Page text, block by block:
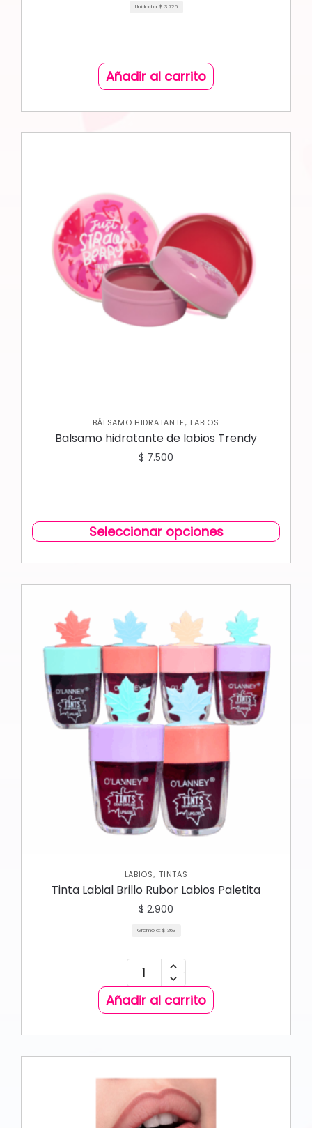
Unidad a: $ 3.725
Añadir al carrito
BÁLSAMO HIDRATANTE, LABIOS
Balsamo hidratante de labios Trendy
$ 7.500
Seleccionar opciones
LABIOS,TINTAS
Tinta Labial Brillo Rubor Labios Paletita
$ 2.900
Gramo a: $ 363
Añadir al carrito